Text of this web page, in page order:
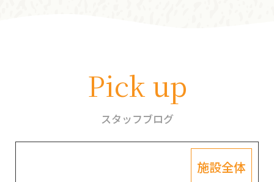
Pick up
スタッフブログ
施設全体